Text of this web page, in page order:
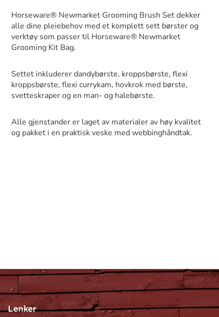
Horseware® Newmarket Grooming Brush Set dekker
alle dine pleiebehov med et komplett sett børster og
verktøy som passer til Horseware® Newmarket
Grooming Kit Bag.
Settet inkluderer dandybørste, kroppsbørste, flexi
kroppsbørste, flexi currykam, hovkrok med børste,
svetteskraper og en man- og halebørste.
Alle gjenstander er laget av materialer av høy kvalitet
og pakket i en praktisk veske med webbinghåndtak.
Lenker